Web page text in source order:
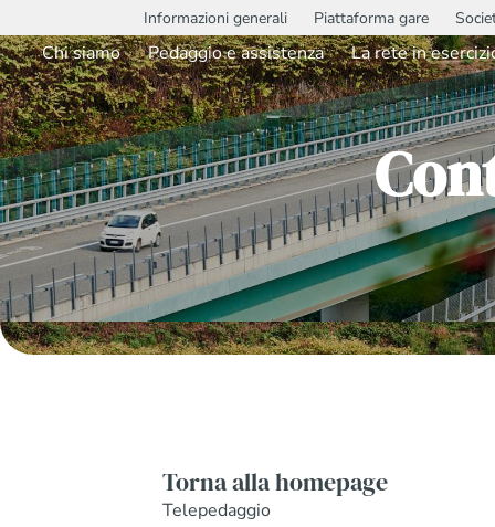
Informazioni generali Piattaforma gare
Chi siamo Pedaggio e assistenza La rete in
Torna alla homepage
Telepedaggio